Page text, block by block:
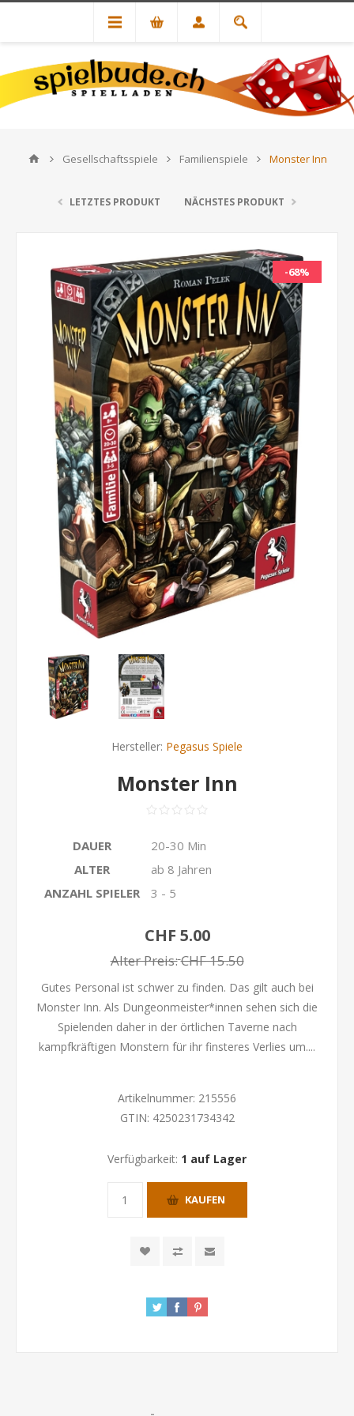
Gesellschaftsspiele Familienspiele Monster Inn
LETZTES PRODUKT NÄCHSTES PRODUKT
-68%
Hersteller: Pegasus Spiele
Monster Inn
DAUER
20-30 Min
ALTER
ab 8 Jahren
ANZAHL SPIELER
3 - 5
CHF 5.00
Alter Preis:CHF 15.50
Gutes Personal ist schwer zu finden. Das gilt auch bei
Monster Inn. Als Dungeonmeister*innen sehen sich die
Spielenden daher in der örtlichen Taverne nach
kampfkräftigen Monstern für ihr finsteres Verlies um....
Artikelnummer: 215556
GTIN: 4250231734342
Verfügbarkeit: 1 auf Lager
KAUFEN